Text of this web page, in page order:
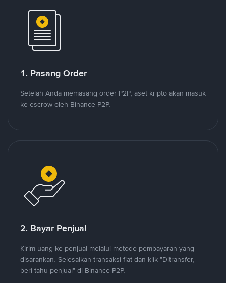
1. Pasang Order
Setelah Anda memasang order P2P, aset kripto akan masuk
ke escrow oleh Binance P2P.
2. Bayar Penjual
Kirim uang ke penjual melalui metode pembayaran yang
disarankan. Selesaikan transaksi fiat dan klik "Ditransfer,
beri tahu penjual" di Binance P2P.